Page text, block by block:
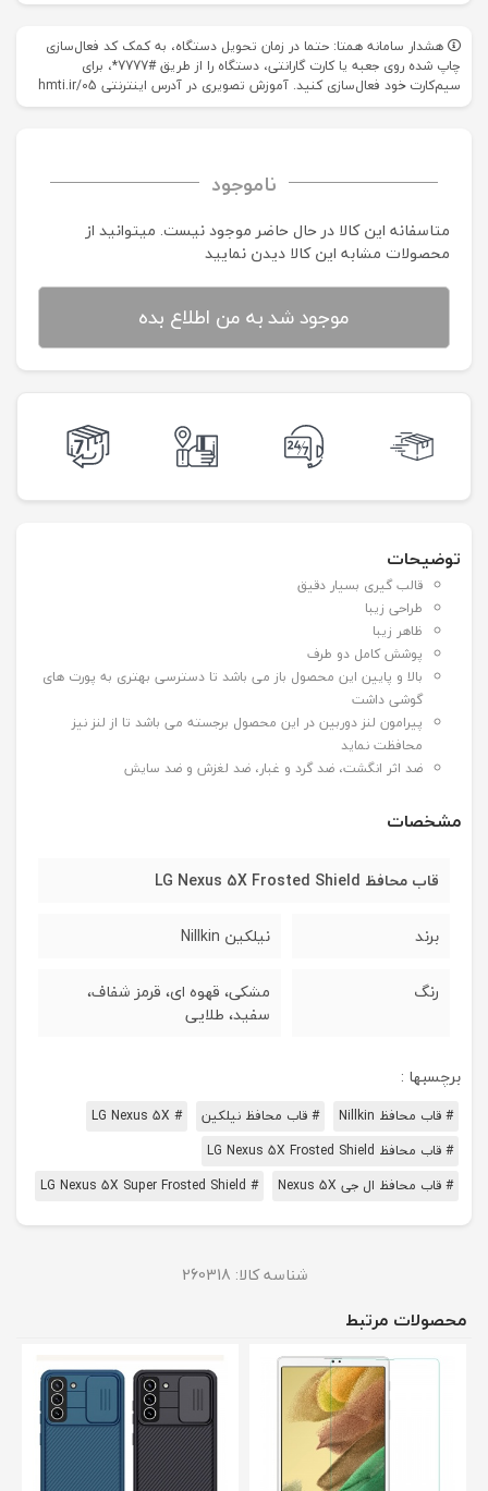
هشدار سامانه همتا: حتما در زمان تحویل دستگاه، به کمک کد فعال‌سازی
چاپ شده روی جعبه یا کارت گارانتی، دستگاه را از طریق #7777*، برای
سیم‌کارت خود فعال‌سازی کنید. آموزش تصویری در آدرس اینترنتی hmti.ir/05
ناموجود
متاسفانه این کالا در حال حاضر موجود نیست. می‍توانید از
محصولات مشابه این کالا دیدن نمایید
موجود شد به من اطلاع بده
توضیحات
قالب گیری بسیار دقیق
طراحی زیبا
ظاهر زیبا
پوشش کامل دو طرف
بالا و پایین این محصول باز می باشد تا دسترسی بهتری به پورت های
گوشی داشت
پیرامون لنز دوربین در این محصول برجسته می باشد تا از لنز نیز
محافظت نماید
ضد اثر انگشت، ضد گرد و غبار، ضد لغزش و ضد سایش
مشخصات
قاب محافظ LG Nexus 5X Frosted Shield
برند نیلکین Nillkin
رنگ
مشکی، قهوه ای، قرمز شفاف،
سفید، طلایی
برچسبها :
# قاب محافظ Nillkin # قاب محافظ نیلکین
# LG Nexus 5X
# قاب محافظ LG Nexus 5X Frosted Shield
# قاب محافظ ال جی Nexus 5X
# LG Nexus 5X Super Frosted Shield
شناسه کالا: 260318
محصولات مرتبط